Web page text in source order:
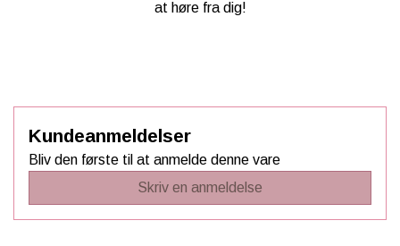
at høre fra dig!
Kundeanmeldelser
Bliv den første til at anmelde denne vare
Skriv en anmeldelse